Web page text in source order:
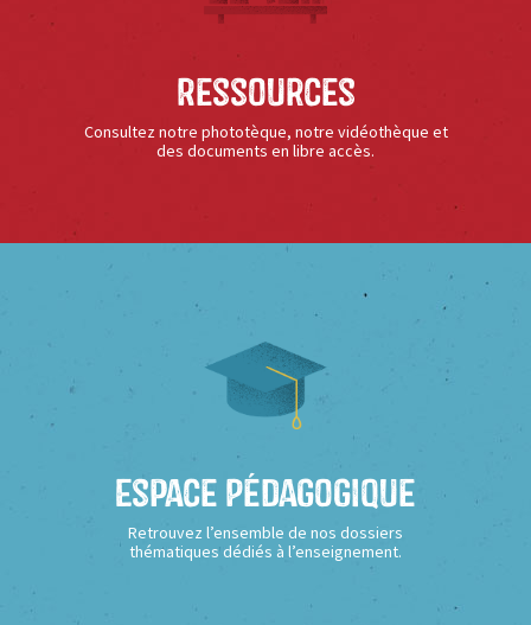
Ressources
Consultez notre phototèque, notre vidéothèque et
des documents en libre accès.
Espace Pédagogique
Retrouvez l’ensemble de nos dossiers
thématiques dédiés à l’enseignement.